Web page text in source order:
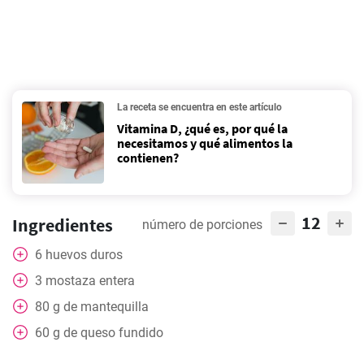
La receta se encuentra en este artículo
Vitamina D, ¿qué es, por qué la
necesitamos y qué alimentos la
contienen?
Ingredientes número de porciones 12
6 huevos duros
3 mostaza entera
80 g de mantequilla
60 g de queso fundido